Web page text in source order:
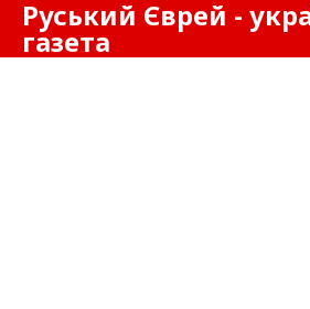
Руський Єврей -
газета